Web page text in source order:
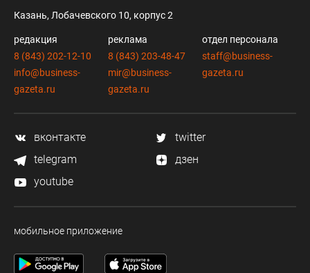
Казань, Лобачевского 10, корпус 2
редакция
8 (843) 202-12-10
info@business-
gazeta.ru
реклама
8 (843) 203-48-47
mir@business-
gazeta.ru
отдел персонала
staff@business-
gazeta.ru
вконтакте
twitter
telegram
дзен
youtube
мобильное приложение